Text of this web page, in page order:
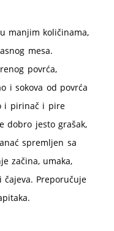
manjim količinama,
mesa.
povrća,
i sokova od povrća
i pirinač i pire
dobro jesto grašak,
spremljen sa
začina, umaka,
Preporučuje